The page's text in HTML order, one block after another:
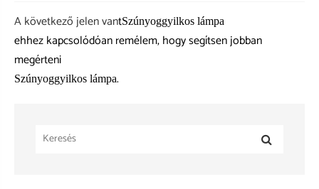
A következő jelen vantSzúnyoggyilkos lámpa
ehhez kapcsolódóan remélem, hogy segítsen jobban
megérteni
Szúnyoggyilkos lámpa.